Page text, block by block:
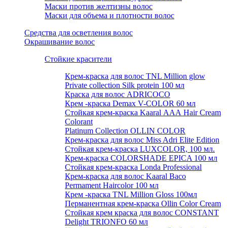
Маски против желтизны волос
Маски для объема и плотности волос
Средства для осветления волос
Окрашивание волос
Стойкие красители
Крем-краска для волос TNL Million glow
Private collection Silk protein 100 мл
Краска для волос ADRICOCO
Крем -краска Demax V-COLOR 60 мл
Стойкая крем-краска Kaaral ААА Hair Cream
Colorant
Platinum Collection OLLIN COLOR
Крем-краска для волос Miss Adri Elite Edition
Стойкая крем-краска LUXCOLOR, 100 мл.
Крем-краска COLORSHADE EPICA 100 мл
Стойкая крем-краска Londa Professional
Крем-краска для волос Kaaral Baco
Permament Haircolor 100 мл
Крем -краска TNL Million Gloss 100мл
Перманентная крем-краска Ollin Color Cream
Стойкая крем краска для волос CONSTANT
Delight TRIONFO 60 мл